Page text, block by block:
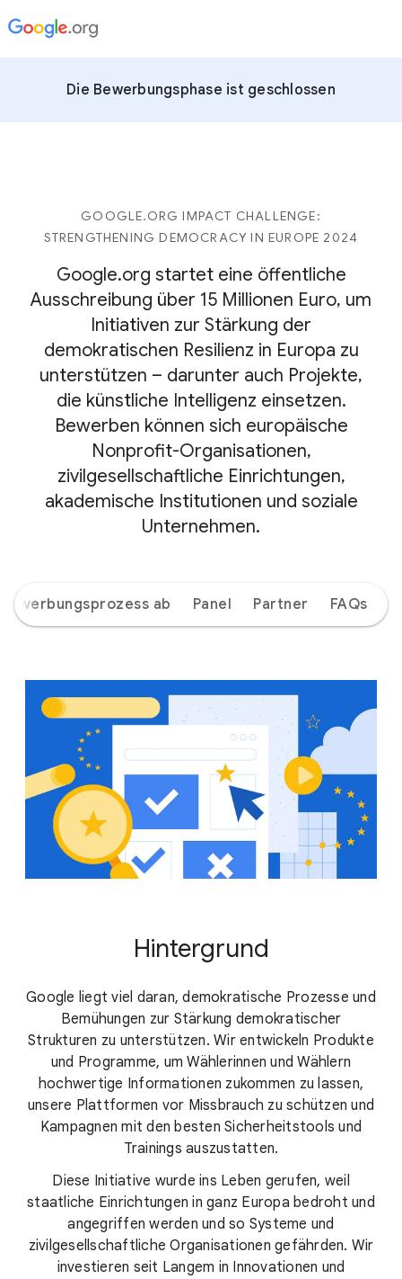
Die Bewerbungsphase ist geschlossen
GOOGLE.ORG IMPACT CHALLENGE:
STRENGTHENING DEMOCRACY IN EUROPE 2024
Google.org startet eine öffentliche
Ausschreibung über 15 Millionen Euro, um
Initiativen zur Stärkung der
demokratischen Resilienz in Europa zu
unterstützen – darunter auch Projekte,
die künstliche Intelligenz einsetzen.
Bewerben können sich europäische
Nonprofit-Organisationen,
zivilgesellschaftliche Einrichtungen,
akademische Institutionen und soziale
Unternehmen.
ab Panel Partner FAQs
Hintergrund
Google liegt viel daran, demokratische Prozesse und
Bemühungen zur Stärkung demokratischer
Strukturen zu unterstützen. Wir entwickeln Produkte
und Programme, um Wählerinnen und Wählern
hochwertige Informationen zukommen zu lassen,
unsere Plattformen vor Missbrauch zu schützen und
Kampagnen mit den besten Sicherheitstools und
Trainings auszustatten.
Diese Initiative wurde ins Leben gerufen, weil
staatliche Einrichtungen in ganz Europa bedroht und
angegriffen werden und so Systeme und
zivilgesellschaftliche Organisationen gefährden. Wir
investieren seit Langem in Innovationen und